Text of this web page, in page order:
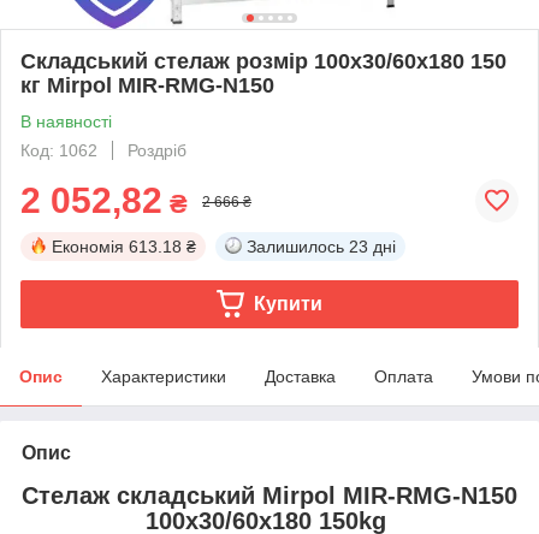
Складський стелаж розмір 100x30/60x180 150
кг Mirpol MIR-RMG-N150
В наявності
Код: 1062
Роздріб
2 052,82 ₴ 2 666 ₴
Економія 613.18 ₴ Залишилось 23 дні
Купити
Опис Характеристики Доставка Оплата Умови
Опис
Стелаж складський Mirpol MIR-RMG-N150
100x30/60x180 150kg